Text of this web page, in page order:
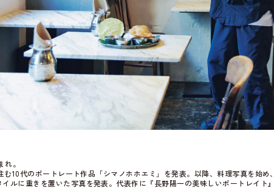
。
む10代のポートレート作品「シマノホホエミ」を発表。以降、料理写真を始
ルに重きを置いた写真を発表。代表作に『長野陽一の美味しいポートレイト』